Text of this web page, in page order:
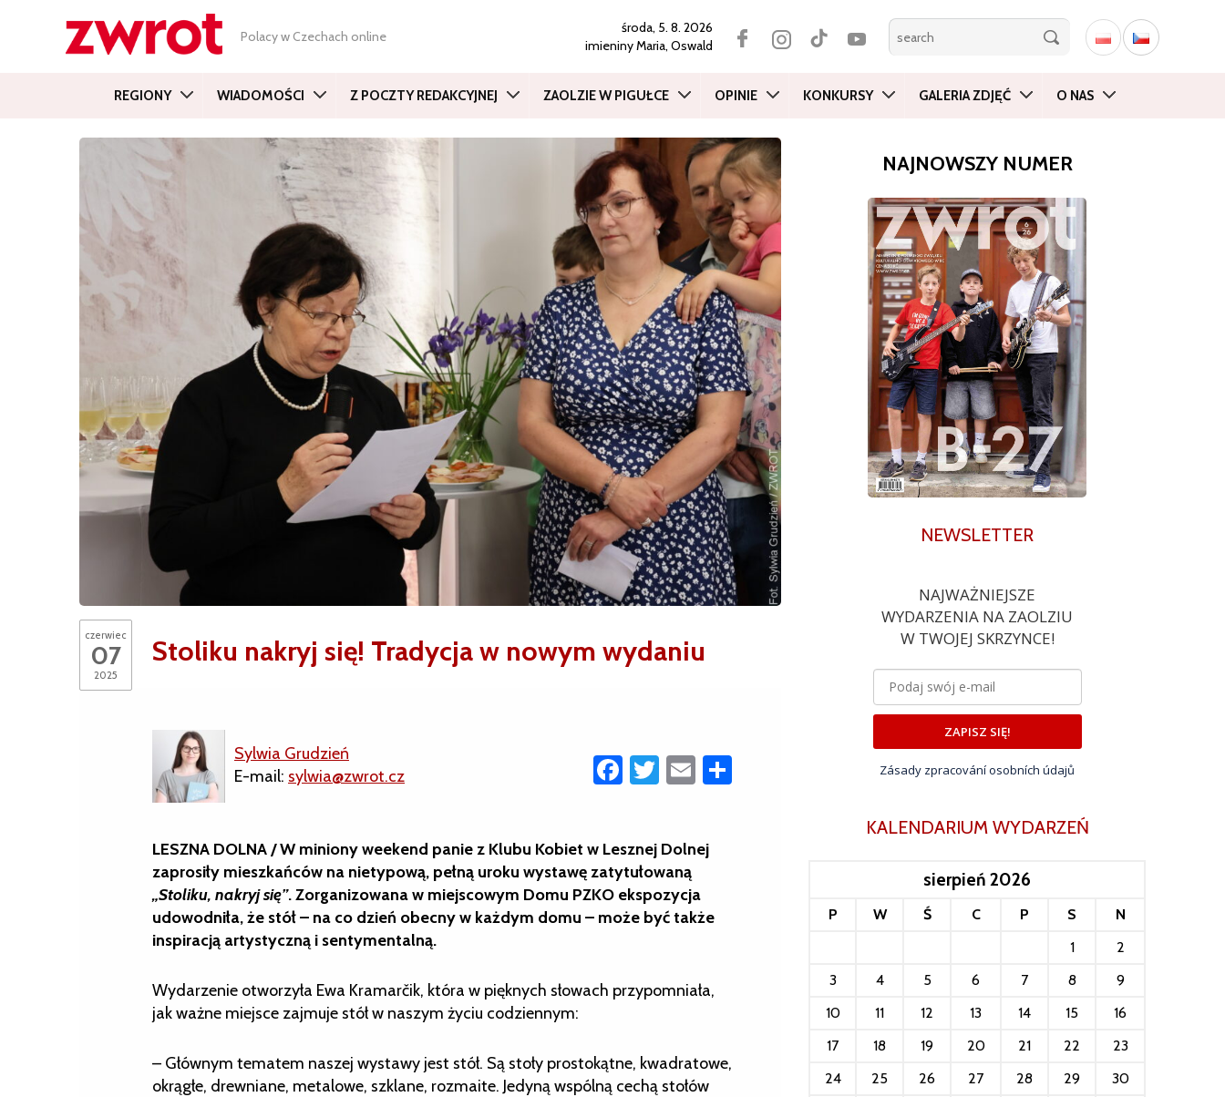
Polacy w Czechach online
środa, 5. 8. 2026
imieninyMaria, Oswald
REGIONY WIADOMOŚCI Z POCZTY REDAKCYJNEJ ZAOLZIE W PIGUŁCE OPINIE KONKURSY GALERIA ZDJĘĆ O NAS
czerwiec
07
2025
Stoliku nakryj się! Tradycja w nowym wydaniu
Sylwia Grudzień
E-mail: sylwia@zwrot.cz Facebook
Twitter
Email
LESZNA DOLNA / W miniony weekend panie z Klubu Kobiet w Lesznej Dolnej
zaprosiły mieszkańców na nietypową, pełną uroku wystawę zatytułowaną
„Stoliku, nakryj się”. Zorganizowana w miejscowym Domu PZKO ekspozycja
udowodniła, że stół – na co dzień obecny w każdym domu – może być także
inspiracją artystyczną i sentymentalną.
Wydarzenie otworzyła Ewa Kramarčik, która w pięknych słowach przypomniała,
jak ważne miejsce zajmuje stół w naszym życiu codziennym:
– Głównym tematem naszej wystawy jest stół. Są stoły prostokątne, kwadratowe,
okrągłe, drewniane, metalowe, szklane, rozmaite. Jedyną wspólną cechą stołów
NAJNOWSZY NUMER
NEWSLETTER
NAJWAŻNIEJSZE
WYDARZENIA NA ZAOLZIU
W TWOJEJ SKRZYNCE!
ZAPISZ SIĘ!
Zásady zpracování osobních údajů
KALENDARIUM WYDARZEŃ
sierpień 2026
P W Ś C P S
N
1
2
3
4 5 6 7 8
9
10
11 12 13 14 15
16
17
18 19 20 21 22
23
24
25 26 27 28 29
30